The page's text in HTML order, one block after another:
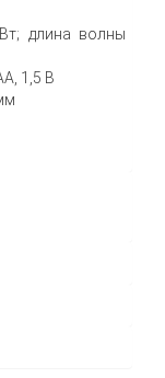
длина волны
1,5 В